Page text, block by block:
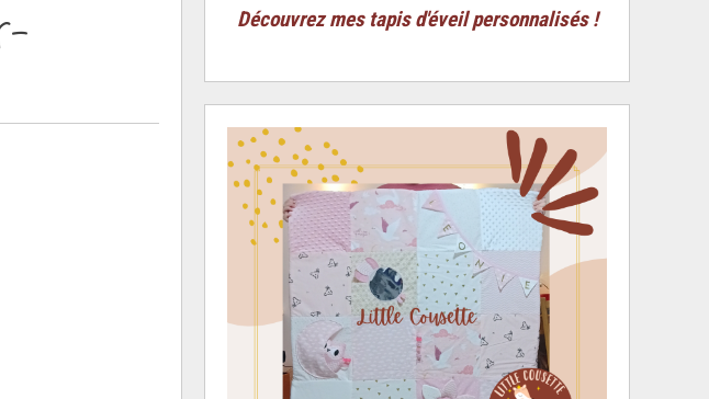
Découvrez mes tapis d'éveil personnalisés !